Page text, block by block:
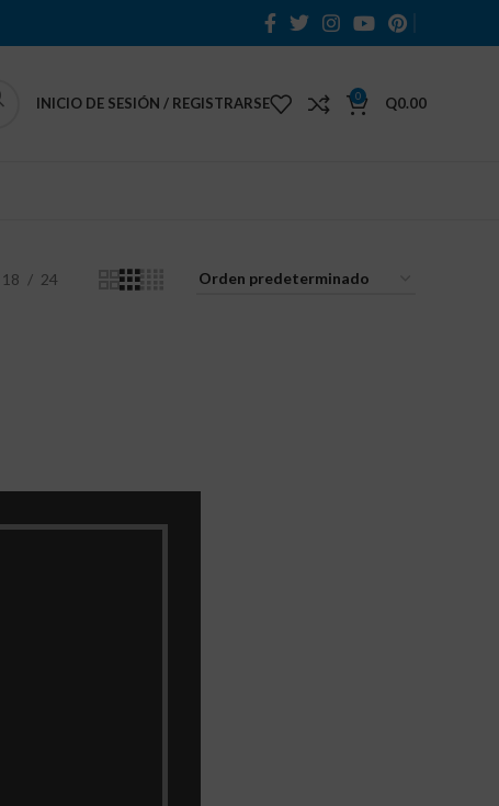
INICIO DE SESIÓN / REGISTRARSE 0 Q0.00
18 24